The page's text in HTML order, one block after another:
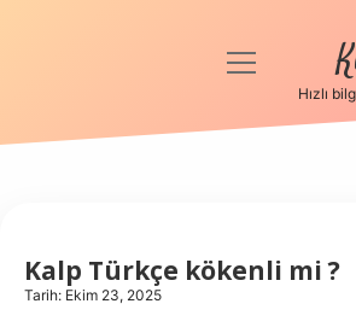
Anasayfa
Hakkımızda
menüyü
Hızlı
Kalp Türkçe kökenli mi ?
Tarih: Ekim 23, 2025